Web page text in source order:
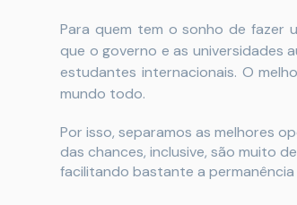
Para quem tem o sonho de fazer
que o governo e as universidades
estudantes internacionais. O
mundo todo.
Por isso, separamos as melhores
das chances, inclusive, são muito
facilitando bastante a